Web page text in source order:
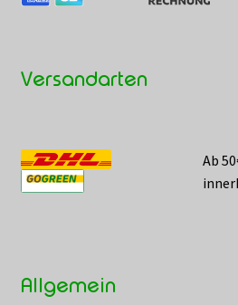
Versandarten
Ab
Allgemein